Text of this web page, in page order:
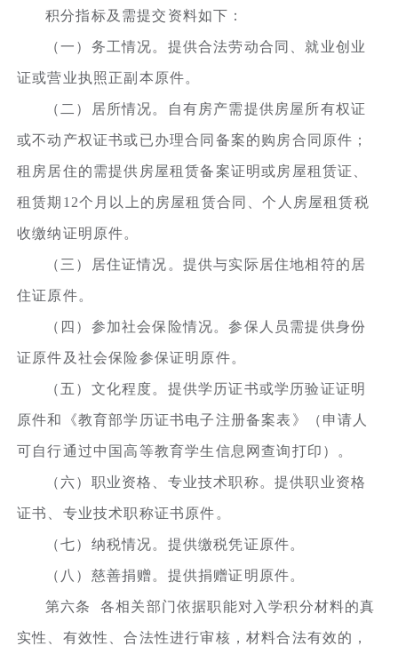
积分指标及需提交资料如下：
（一）务工情况。提供合法劳动合同、就业创业
证或营业执照正副本原件。
（二）居所情况。自有房产需提供房屋所有权证
或不动产权证书或已办理合同备案的购房合同原件；
租房居住的需提供房屋租赁备案证明或房屋租赁证、
租赁期12个月以上的房屋租赁合同、个人房屋租赁税
收缴纳证明原件。
（三）居住证情况。提供与实际居住地相符的居
住证原件。
（四）参加社会保险情况。参保人员需提供身份
证原件及社会保险参保证明原件。
（五）文化程度。提供学历证书或学历验证证明
原件和《教育部学历证书电子注册备案表》（申请人
可自行通过中国高等教育学生信息网查询打印）。
（六）职业资格、专业技术职称。提供职业资格
证书、专业技术职称证书原件。
（七）纳税情况。提供缴税凭证原件。
（八）慈善捐赠。提供捐赠证明原件。
第六条 各相关部门依据职能对入学积分材料的真
实性、有效性、合法性进行审核，材料合法有效的，